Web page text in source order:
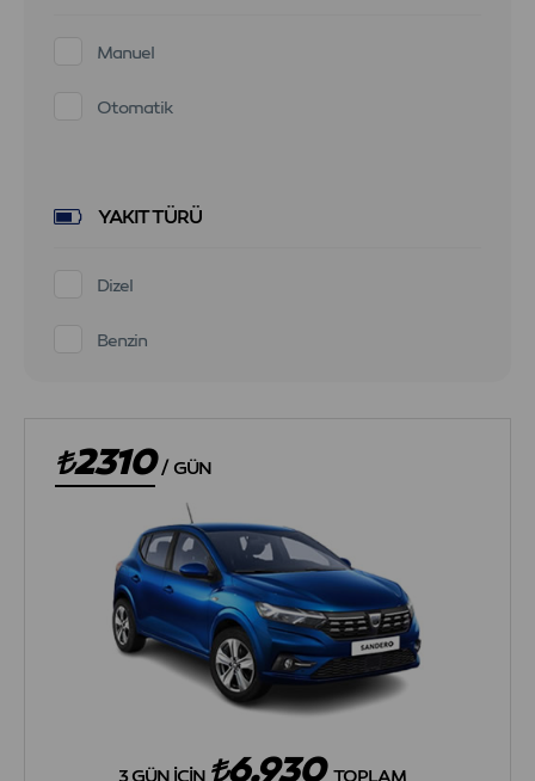
Manuel
Otomatik
YAKIT TÜRÜ
Dizel
Benzin
2310 / GÜN
3 GÜN İÇIN 6.930 TOPLAM